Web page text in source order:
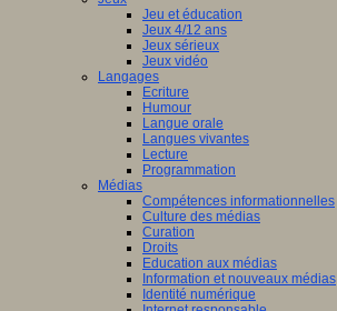
Jeu et éducation
Jeux 4/12 ans
Jeux sérieux
Jeux vidéo
Langages
Ecriture
Humour
Langue orale
Langues vivantes
Lecture
Programmation
Médias
Compétences informationnelles
Culture des médias
Curation
Droits
Education aux médias
Information et nouveaux médias
Identité numérique